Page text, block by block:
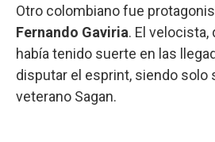
Otro colombiano fue
Fernando Gaviria. El velocista,
había tenido suerte en las
disputar el esprint, siendo solo
veterano Sagan.